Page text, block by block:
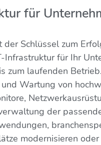
für
Schlüssel zum
für Ihr
zum laufenden
Wartung von
der
modernisieren